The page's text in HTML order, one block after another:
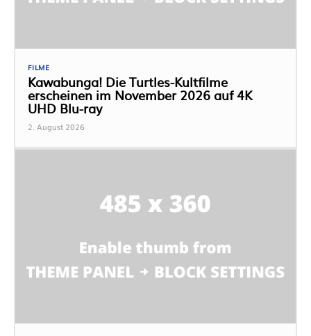
FILME
Kawabunga! Die Turtles-Kultfilme
erscheinen im November 2026 auf 4K
UHD Blu-ray
2. August 2026